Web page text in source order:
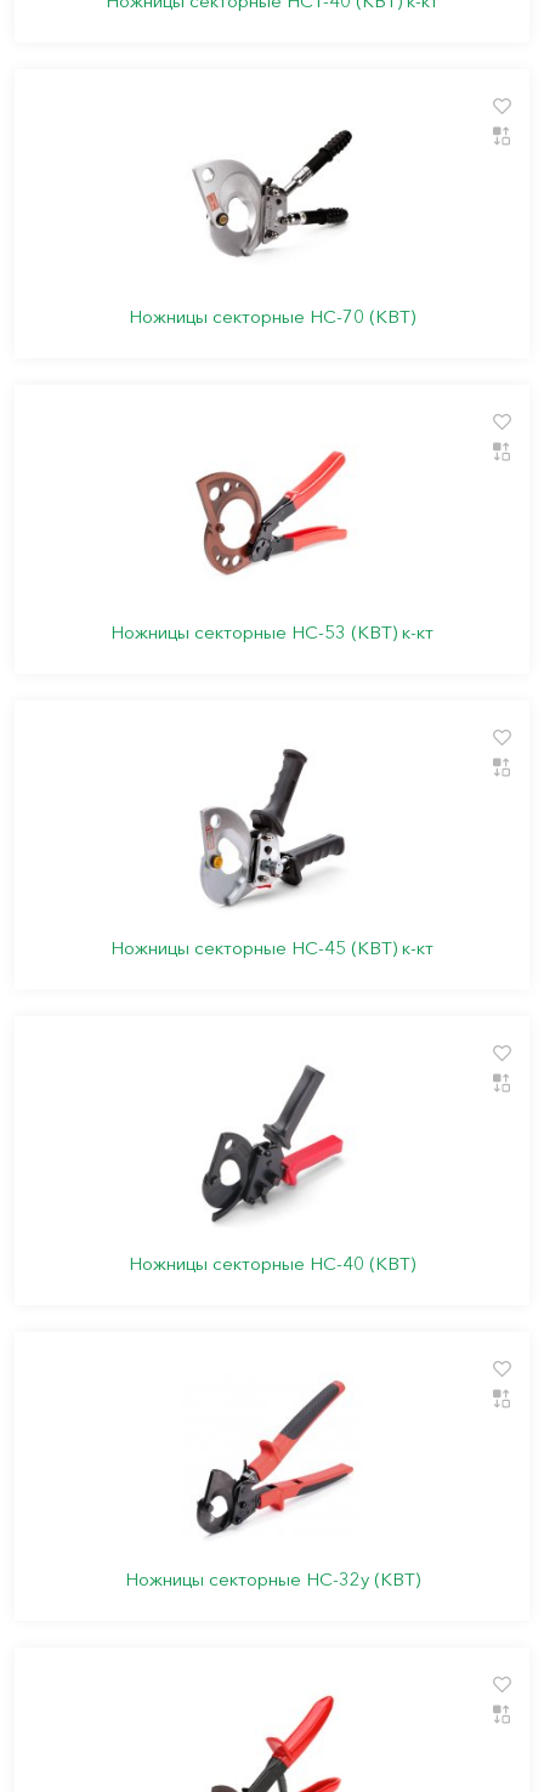
Ножницы секторные НС-70 (КВТ)
Ножницы секторные НС-53 (КВТ) к-кт
Ножницы секторные НС-45 (КВТ) к-кт
Ножницы секторные НС-40 (КВТ)
Ножницы секторные НС-32у (КВТ)